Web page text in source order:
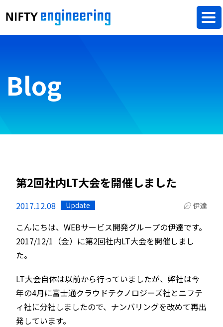
Blog
第2回社内LT大会を開催しました
2017.12.08 Update 伊達
こんにちは、WEBサービス開発グループの伊達です。
2017/12/1（金）に第2回社内LT大会を開催しまし
た。
LT大会自体は以前から行っていましたが、弊社は今
年の4月に富士通クラウドテクノロジーズ社とニフテ
ィ社に分社しましたので、ナンバリングを改めて再出
発しています。